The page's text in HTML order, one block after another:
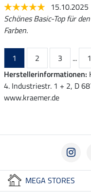
15.10.2025
Schönes Basic-Top für
Farben.
1 2 3 ...
Herstellerinformationen:
4. Industriestr. 1 + 2, D
www.kraemer.de
MEGA STORES